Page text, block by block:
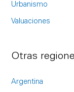
Urbanismo
Valuaciones
Otras
Argentina